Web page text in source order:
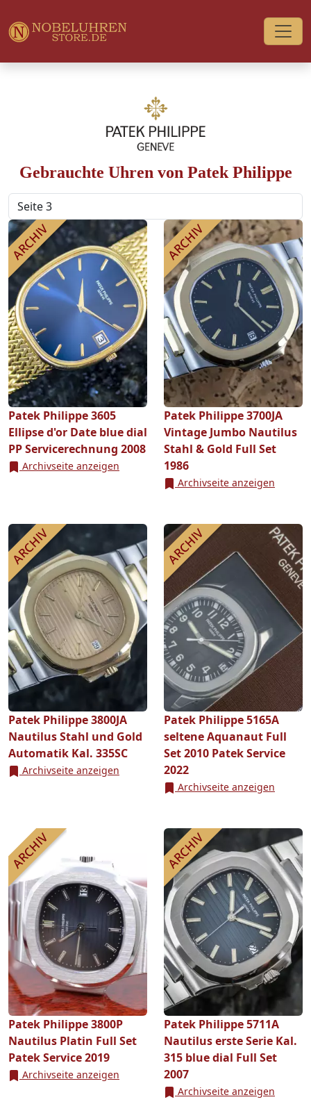
Gebrauchte Uhren von Patek Philippe
Patek Philippe 3605
Ellipse d'or Date blue dial
PP Servicerechnung 2008
Archivseite anzeigen
Patek Philippe 3700JA
Vintage Jumbo Nautilus
Stahl & Gold Full Set
1986
Archivseite anzeigen
Patek Philippe 3800JA
Nautilus Stahl und Gold
Automatik Kal. 335SC
Archivseite anzeigen
Patek Philippe 5165A
seltene Aquanaut Full
Set 2010 Patek Service
2022
Archivseite anzeigen
Patek Philippe 3800P
Nautilus Platin Full Set
Patek Service 2019
Archivseite anzeigen
Patek Philippe 5711A
Nautilus erste Serie Kal.
315 blue dial Full Set
2007
Archivseite anzeigen